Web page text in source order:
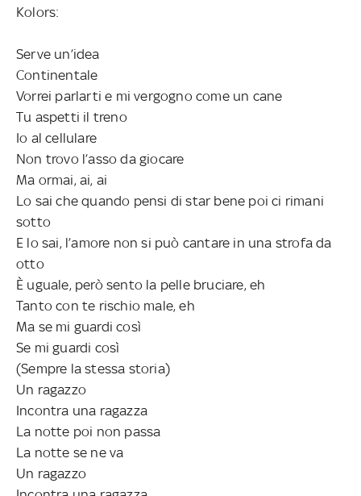
Kolors:
Serve un’idea
Continentale
Vorrei parlarti e mi vergogno come un cane
Tu aspetti il treno
Io al cellulare
Non trovo l’asso da giocare
Ma ormai, ai, ai
Lo sai che quando pensi di star bene poi ci rimani
sotto
E lo sai, l’amore non si può cantare in una strofa da
otto
È uguale, però sento la pelle bruciare, eh
Tanto con te rischio male, eh
Ma se mi guardi così
Se mi guardi così
(Sempre la stessa storia)
Un ragazzo
Incontra una ragazza
La notte poi non passa
La notte se ne va
Un ragazzo